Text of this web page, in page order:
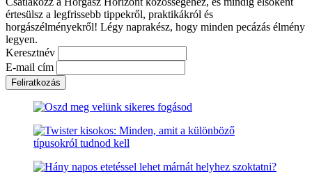
értesülsz a legfrissebb tippekről, praktikákról és
horgászélményekről! Légy naprakész, hogy minden pecázás élmény
legyen.
Keresztnév
E-mail cím